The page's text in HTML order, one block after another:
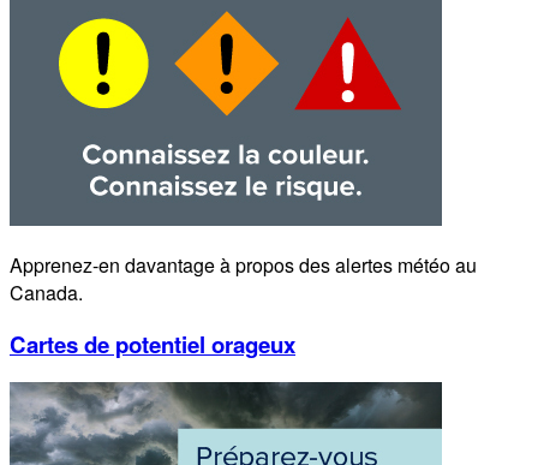
Apprenez-en davantage à propos des alertes météo au
Canada.
Cartes de potentiel orageux